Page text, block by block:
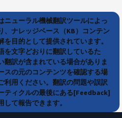
ニューラル機械翻訳ツールによっ
、ナレッジベース（KB）コンテン
を目的として提供されています。
を文字どおりに翻訳しているた
翻訳が含まれている場合がありま
スの元のコンテンツを確認する場
利用ください。翻訳の問題や誤訳
ティクルの最後にある[Feedback]
して報告できます。